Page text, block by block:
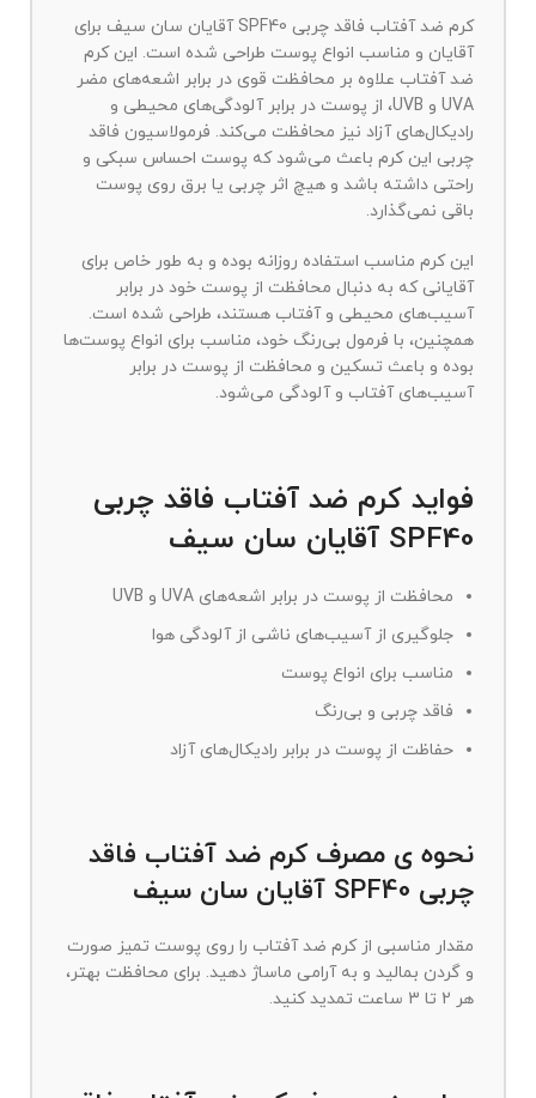
كرم ضد آفتاب فاقد چربی SPF40 آقایان سان سیف برای
آقایان و مناسب انواع پوست طراحی شده است. این کرم
ضد آفتاب علاوه بر محافظت قوی در برابر اشعه‌های مضر
UVA و UVB، از پوست در برابر آلودگی‌های محیطی و
رادیکال‌های آزاد نیز محافظت می‌کند. فرمولاسیون فاقد
چربی این کرم باعث می‌شود که پوست احساس سبکی و
راحتی داشته باشد و هیچ اثر چربی یا برق روی پوست
باقی نمی‌گذارد.
این کرم مناسب استفاده روزانه بوده و به طور خاص برای
آقایانی که به دنبال محافظت از پوست خود در برابر
آسیب‌های محیطی و آفتاب هستند، طراحی شده است.
همچنین، با فرمول بی‌رنگ خود، مناسب برای انواع پوست‌ها
بوده و باعث تسکین و محافظت از پوست در برابر
آسیب‌های آفتاب و آلودگی می‌شود.
فواید كرم ضد آفتاب فاقد چربی
SPF40 آقایان سان سیف
محافظت از پوست در برابر اشعه‌های UVA و UVB
جلوگیری از آسیب‌های ناشی از آلودگی هوا
مناسب برای انواع پوست
فاقد چربی و بی‌رنگ
حفاظت از پوست در برابر رادیکال‌های آزاد
نحوه ی مصرف كرم ضد آفتاب فاقد
چربی SPF40 آقایان سان سیف
مقدار مناسبی از کرم ضد آفتاب را روی پوست تمیز صورت
و گردن بمالید و به آرامی ماساژ دهید. برای محافظت بهتر،
هر 2 تا 3 ساعت تمدید کنید.